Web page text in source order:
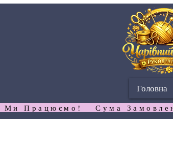
Головна
Ми Працюємо!   Сума